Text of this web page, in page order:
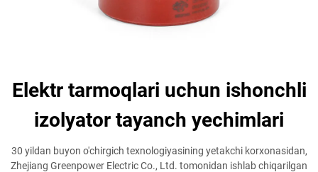
Elektr tarmoqlari uchun ishonchli
izolyator tayanch yechimlari
30 yildan buyon o'chirgich texnologiyasining yetakchi korxonasidan,
Zhejiang Greenpower Electric Co., Ltd. tomonidan ishlab chiqarilgan